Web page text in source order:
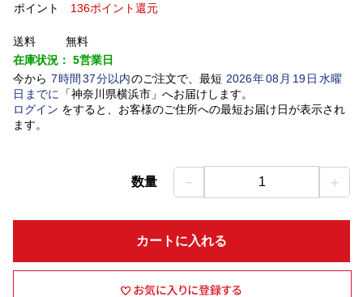
ポイント
136ポイント還元
送料
無料
在庫状況： 5営業日
今から 7時間 37分以内のご注文で、最短 2026年08 月 19日水曜
日 までに 「神奈川県横浜市」 へお届けします。
ログイン をすると、お客様のご住所への最短お届け日が表示され
ます。
数量 － 1 ＋
カートに入れる